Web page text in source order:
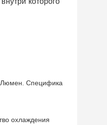
Люмен. Специфика
охлаждения